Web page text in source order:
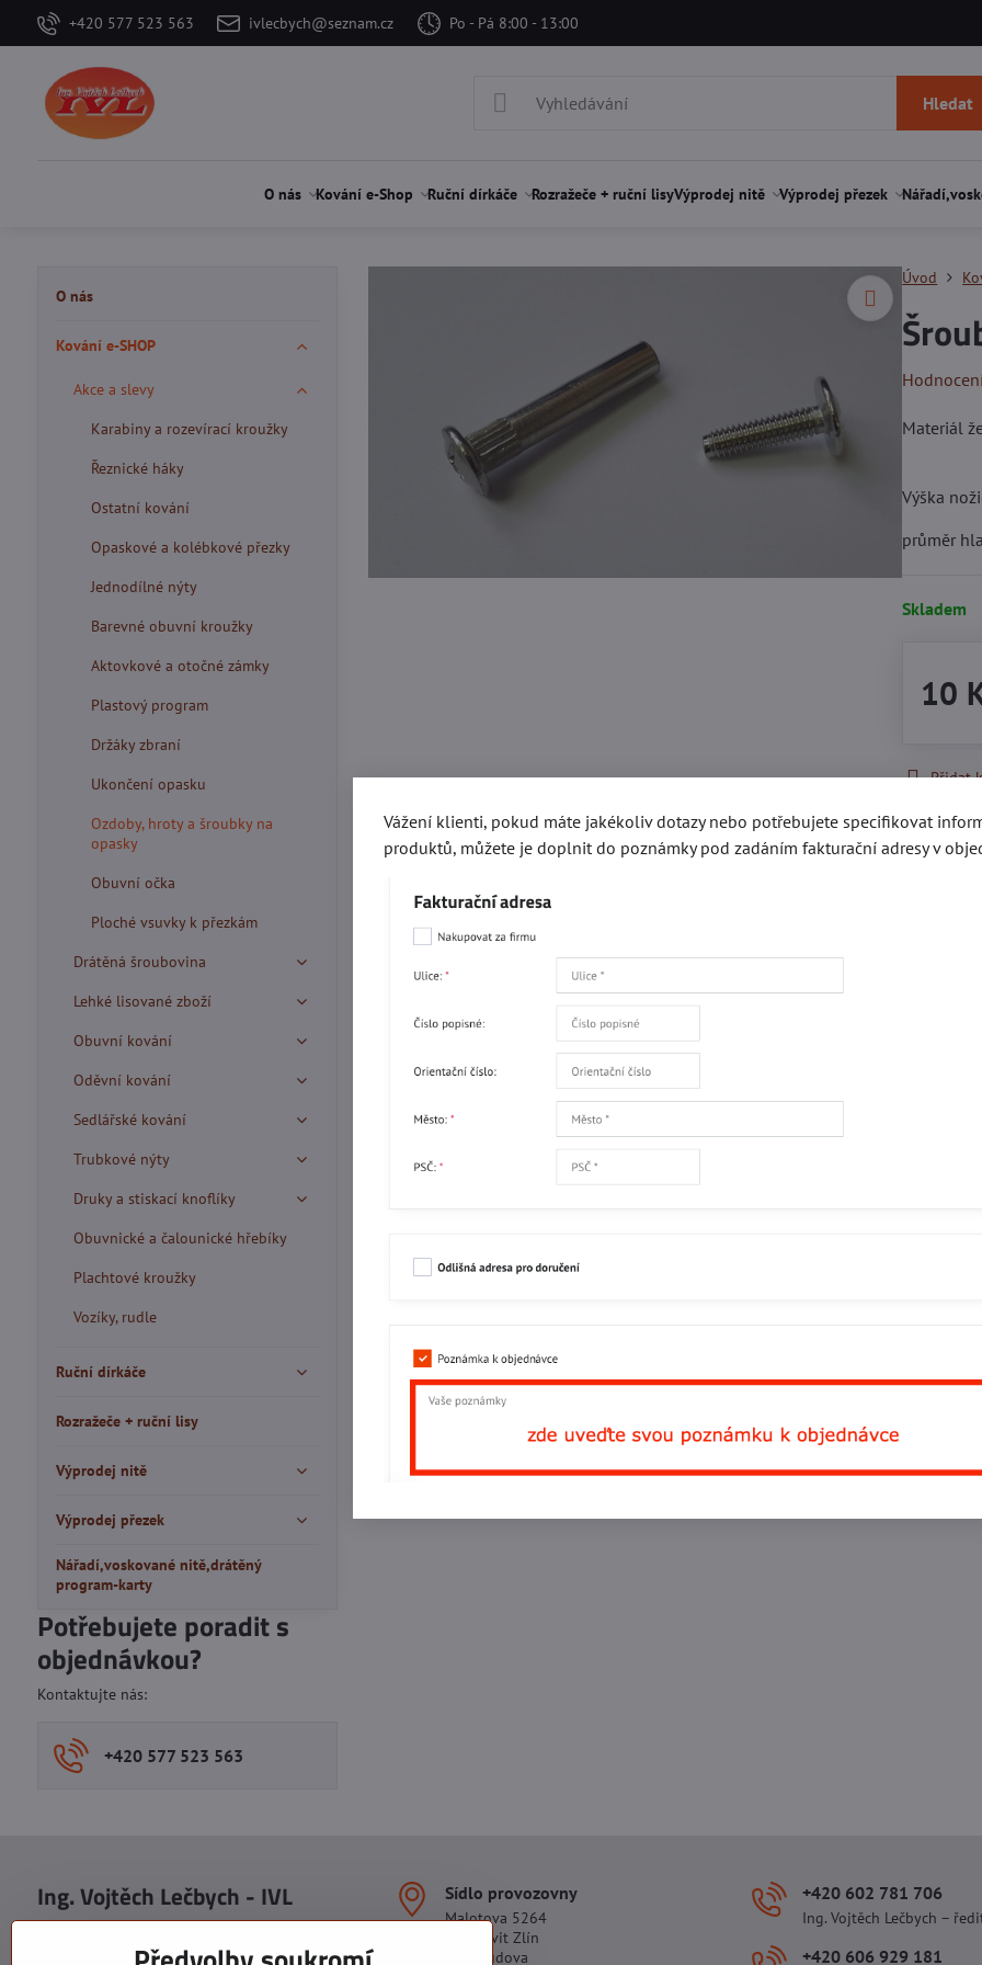
+420 577 523 563 ivlecbych@seznam.cz Po - Pá 8:00 - 13:00
Hledat
O nás Kování e-Shop Ruční dírkáče Rozražeče + ruční lisyVýprodej nitě Výprodej přezek
Úvod
Materiál
Výška
průměr
Skladem
10
Přidat
O nás
Kování e-SHOP
Akce a slevy
Karabiny a rozevírací kroužky
Řeznické háky
Ostatní kování
Opaskové a kolébkové přezky
Jednodílné nýty
Barevné obuvní kroužky
Aktovkové a otočné zámky
Plastový program
Držáky zbraní
Ukončení opasku
Ozdoby, hroty a šroubky na
opasky
Obuvní očka
Ploché vsuvky k přezkám
Drátěná šroubovina
Lehké lisované zboží
Obuvní kování
Oděvní kování
Sedlářské kování
Trubkové nýty
Druky a stiskací knoflíky
Obuvnické a čalounické hřebíky
Plachtové kroužky
Vozíky, rudle
Ruční dírkáče
Rozražeče + ruční lisy
Výprodej nitě
Výprodej přezek
Nářadí,voskované nitě,drátěný
program-karty
Potřebujete poradit s
objednávkou?
Kontaktujte nás:
+420 577 523 563
Ing. Vojtěch Lečbych - IVL
DIČ: CZ5602130809
Sídlo provozovny
Malotova 5264
Areál Svit Zlín
113. budova
+420 602 781 706
Ing. Vojtěch Lečbych –
+420 606 929 181
Vážení klienti, pokud máte jakékoliv dotazy nebo potřebujete specifikovat
produktů, můžete je doplnit do poznámky pod zadáním fakturační adresy v